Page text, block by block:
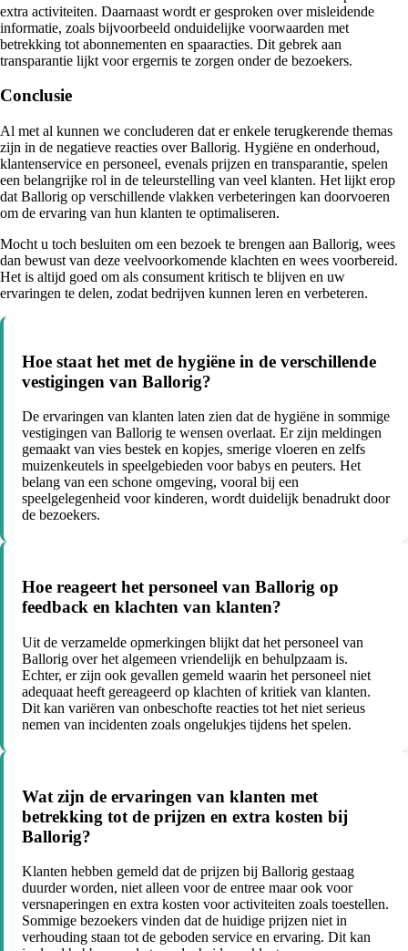
extra activiteiten. Daarnaast wordt er gesproken over misleidende
informatie, zoals bijvoorbeeld onduidelijke voorwaarden met
betrekking tot abonnementen en spaaracties. Dit gebrek aan
transparantie lijkt voor ergernis te zorgen onder de bezoekers.
Conclusie
Al met al kunnen we concluderen dat er enkele terugkerende themas
zijn in de negatieve reacties over Ballorig. Hygiëne en onderhoud,
klantenservice en personeel, evenals prijzen en transparantie, spelen
een belangrijke rol in de teleurstelling van veel klanten. Het lijkt erop
dat Ballorig op verschillende vlakken verbeteringen kan doorvoeren
om de ervaring van hun klanten te optimaliseren.
Mocht u toch besluiten om een bezoek te brengen aan Ballorig, wees
dan bewust van deze veelvoorkomende klachten en wees voorbereid.
Het is altijd goed om als consument kritisch te blijven en uw
ervaringen te delen, zodat bedrijven kunnen leren en verbeteren.
Hoe staat het met de hygiëne in de verschillende
vestigingen van Ballorig?
De ervaringen van klanten laten zien dat de hygiëne in sommige
vestigingen van Ballorig te wensen overlaat. Er zijn meldingen
gemaakt van vies bestek en kopjes, smerige vloeren en zelfs
muizenkeutels in speelgebieden voor babys en peuters. Het
belang van een schone omgeving, vooral bij een
speelgelegenheid voor kinderen, wordt duidelijk benadrukt door
de bezoekers.
Hoe reageert het personeel van Ballorig op
feedback en klachten van klanten?
Uit de verzamelde opmerkingen blijkt dat het personeel van
Ballorig over het algemeen vriendelijk en behulpzaam is.
Echter, er zijn ook gevallen gemeld waarin het personeel niet
adequaat heeft gereageerd op klachten of kritiek van klanten.
Dit kan variëren van onbeschofte reacties tot het niet serieus
nemen van incidenten zoals ongelukjes tijdens het spelen.
Wat zijn de ervaringen van klanten met
betrekking tot de prijzen en extra kosten bij
Ballorig?
Klanten hebben gemeld dat de prijzen bij Ballorig gestaag
duurder worden, niet alleen voor de entree maar ook voor
versnaperingen en extra kosten voor activiteiten zoals toestellen.
Sommige bezoekers vinden dat de huidige prijzen niet in
verhouding staan tot de geboden service en ervaring. Dit kan